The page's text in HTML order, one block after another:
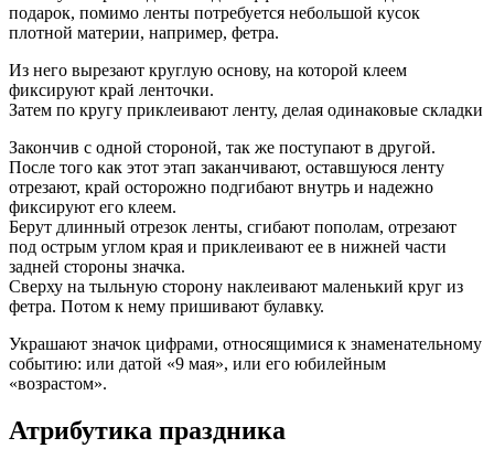
подарок, помимо ленты потребуется небольшой кусок
плотной материи, например, фетра.
Из него вырезают круглую основу, на которой клеем
фиксируют край ленточки.
Затем по кругу приклеивают ленту, делая одинаковые складки
Закончив с одной стороной, так же поступают в другой.
После того как этот этап заканчивают, оставшуюся ленту
отрезают, край осторожно подгибают внутрь и надежно
фиксируют его клеем.
Берут длинный отрезок ленты, сгибают пополам, отрезают
под острым углом края и приклеивают ее в нижней части
задней стороны значка.
Сверху на тыльную сторону наклеивают маленький круг из
фетра. Потом к нему пришивают булавку.
Украшают значок цифрами, относящимися к знаменательному
событию: или датой «9 мая», или его юбилейным
«возрастом».
Атрибутика праздника